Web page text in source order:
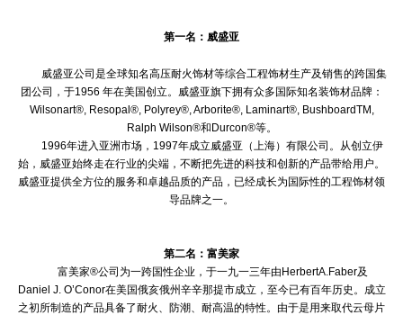
第一名： 威盛亚
威盛亚公司是全球知名高压耐火饰材等综合工程饰材生产及销售的跨国集
团公司，于1956 年在美国创立。威盛亚旗下拥有众多国际知名装饰材品牌：
Wilsonart®, Resopal®, Polyrey®, Arborite®, Laminart®, BushboardTM,
Ralph Wilson®和Durcon®等。
1996年进入亚洲市场，1997年成立威盛亚（上海）有限公司。从创立伊
始，威盛亚始终走在行业的尖端，不断把先进的科技和创新的产品带给用户。
威盛亚提供全方位的服务和卓越品质的产品，已经成长为国际性的工程饰材领
导品牌之一。
第二名：富美家
富美家®公司为一跨国性企业，于一九一三年由HerbertA.Faber及
Daniel J. O’Conor在美国俄亥俄州辛辛那提市成立，至今已有百年历史。成立
之初所制造的产品具备了耐火、防潮、耐高温的特性。由于是用来取代云母片